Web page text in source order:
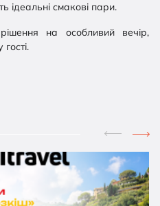
ідеальні смакові пари.
на особливий вечір,